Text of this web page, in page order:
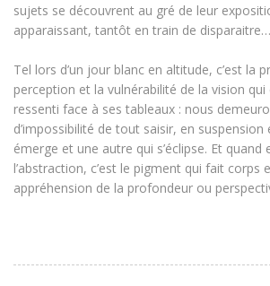
sujets se découvrent au gré de leur
apparaissant, tantôt en train de disparaitre…
Tel lors d’un jour blanc en altitude, c’est la
perception et la vulnérabilité de la vision
ressenti face à ses tableaux : nous
d’impossibilité de tout saisir, en
émerge et une autre qui s’éclipse. Et quand
l’abstraction, c’est le pigment qui fait corps
appréhension de la profondeur ou